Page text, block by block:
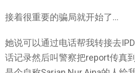
接着很重要的骗局就开始了…
她说可以通过电话帮我转接去
话记录然后叫警察把report传真